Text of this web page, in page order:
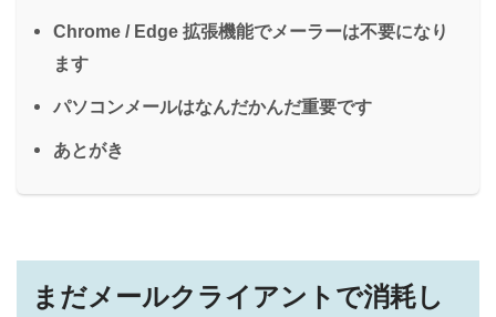
Chrome / Edge 拡張機能でメーラーは不要になり
ます
パソコンメールはなんだかんだ重要です
あとがき
まだメールクライアントで消耗し